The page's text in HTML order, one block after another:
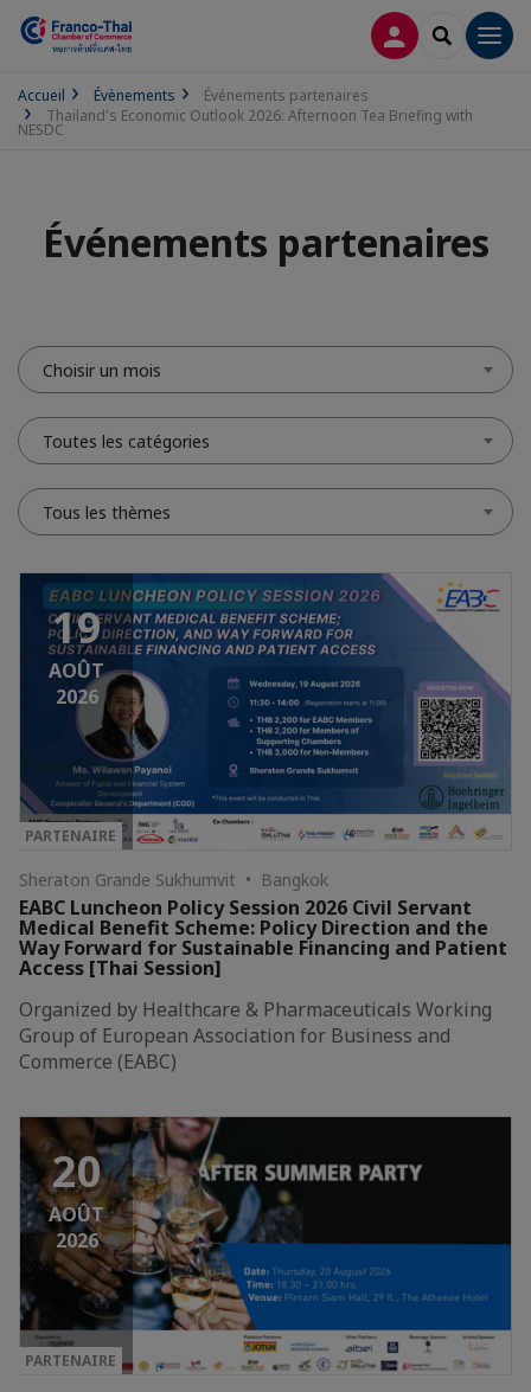
CONNEXION
Accueil Évènements
Événements partenaires
Thailand's Economic Outlook 2026: Afternoon Tea Briefing with
NESDC
Événements partenaires
Choisir un mois
Toutes les catégories
Tous les thèmes
19
AOÛT
2026
PARTENAIRE
Sheraton Grande Sukhumvit • Bangkok
EABC Luncheon Policy Session 2026 Civil Servant
Medical Benefit Scheme: Policy Direction and the
Way Forward for Sustainable Financing and Patient
Access [Thai Session]
Organized by Healthcare & Pharmaceuticals Working
Group of European Association for Business and
Commerce (EABC)
20
AOÛT
2026
PARTENAIRE